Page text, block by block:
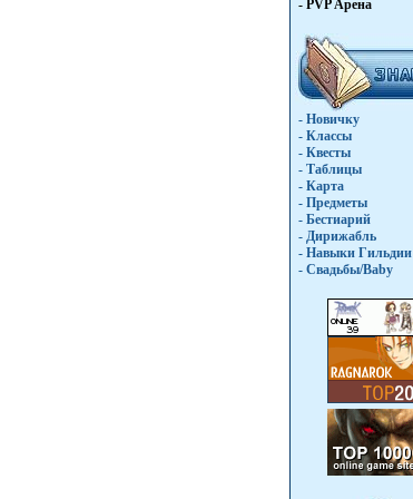
- PVP Арена
- Новичку
- Классы
- Квесты
- Таблицы
- Карта
- Предметы
- Бестиарий
- Дирижабль
- Навыки Гильдии
- Свадьбы/Baby